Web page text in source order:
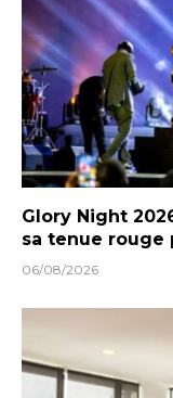
Glory Night
sa tenue rouge
06/08/2026